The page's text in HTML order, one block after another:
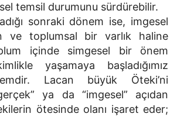
temsil durumunu sürdürebilir.
sonraki dönem ise, imgesel
ve toplumsal bir varlık haline
içinde simgesel bir önem
yaşamaya başladığımız
Lacan büyük Öteki’ni
ya da “imgesel” açıdan
ötesinde olanı işaret eder;